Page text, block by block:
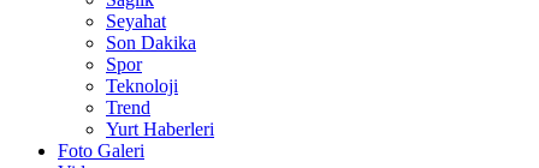
Seyahat
Son Dakika
Spor
Teknoloji
Trend
Yurt Haberleri
Foto Galeri